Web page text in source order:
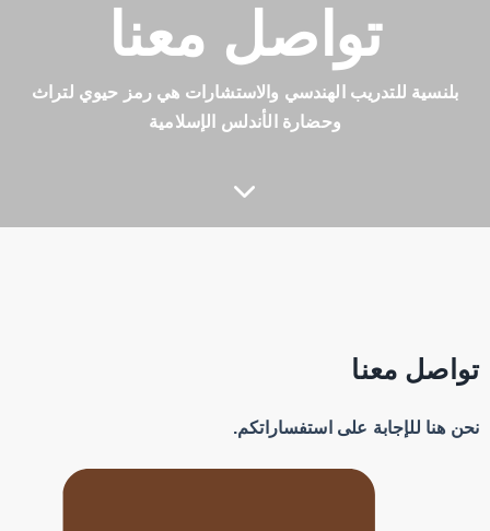
تواصل معنا
بلنسية للتدريب الهندسي والاستشارات هي رمز حيوي لتراث
وحضارة الأندلس الإسلامية
تواصل معنا
نحن هنا للإجابة على استفساراتكم.